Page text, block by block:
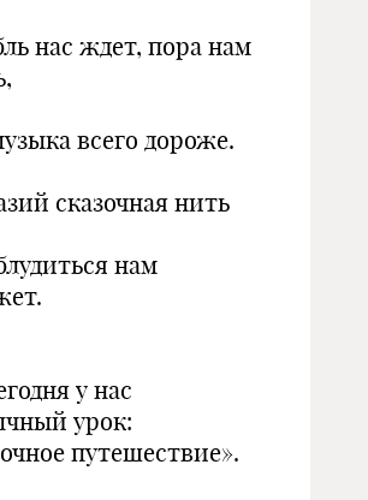
нас ждет, пора нам
всего дороже.
сказочная нить
нам
у нас
урок:
путешествие».